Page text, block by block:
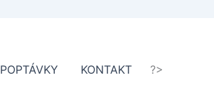
POPTÁVKY KONTAKT ?>